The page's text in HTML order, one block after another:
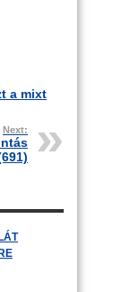
a mixt
Next: